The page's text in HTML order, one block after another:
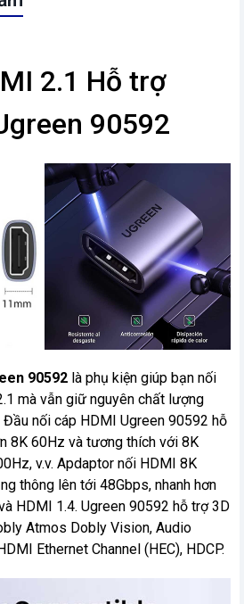
2.1 Hỗ trợ
90592
90592 là phụ kiện giúp bạn nối
mà vẫn giữ nguyên chất lượng
Đầu nối cáp HDMI Ugreen 90592 hỗ
8K 60Hz và tương thích với 8K
v.v. Apdaptor nối HDMI 8K
thông lên tới 48Gbps, nhanh hơn
HDMI 1.4. Ugreen 90592 hỗ trợ 3D
Atmos Dobly Vision, Audio
Ethernet Channel (HEC), HDCP.